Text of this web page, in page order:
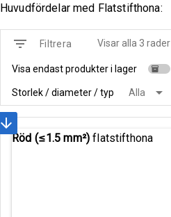
Huvudfördelar med Flatstifthona:
filter_list Filtrera Visar alla 3 rader
Visa endast produkter i lager inventory
Storlek / diameter / typ Alla
arrow_drop_down
Röd (≤1.5 mm²) flatstifthona